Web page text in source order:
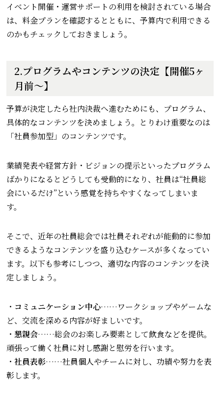
イベント開催・運営サポートの利用を検討されている場合
は、料金プランを確認するとともに、予算内で利用できる
のかもチェックしておきましょう。
2.プログラムやコンテンツの決定【開催5ヶ
月前～】
予算が決定したら社内決裁へ進むためにも、プログラム、
具体的なコンテンツを決めましょう。とりわけ重要なのは
「社員参加型」のコンテンツです。
業績発表や経営方針・ビジョンの提示といったプログラム
ばかりになるとどうしても受動的になり、社員は“社員総
会にいるだけ”という感覚を持ちやすくなってしまいま
す。
そこで、近年の社員総会では社員それぞれが能動的に参加
できるようなコンテンツを盛り込むケースが多くなってい
ます。以下も参考にしつつ、適切な内容のコンテンツを決
定しましょう。
・ コミュニケーション中心……ワークショップやゲームな
ど、交流を深める内容が好ましいです。
・懇親会……総会のお楽しみ要素として飲食などを提供。
頑張って働く社員に対し感謝と慰労を行います。
・社員表彰……社員個人やチームに対し、功績や努力を表
彰します。